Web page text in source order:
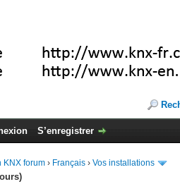
S’enregistrer
KNX forum › Français › Vos installations